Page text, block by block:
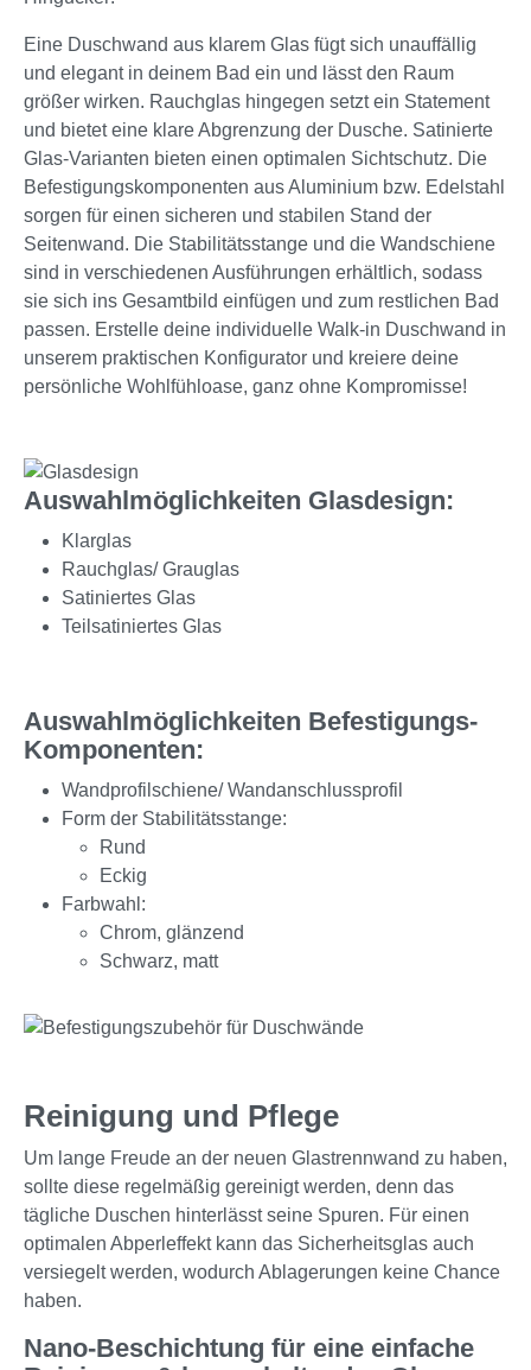
Eine Duschwand aus klarem Glas fügt sich unauffällig
und elegant in deinem Bad ein und lässt den Raum
größer wirken. Rauchglas hingegen setzt ein Statement
und bietet eine klare Abgrenzung der Dusche. Satinierte
Glas-Varianten bieten einen optimalen Sichtschutz. Die
Befestigungskomponenten aus Aluminium bzw. Edelstahl
sorgen für einen sicheren und stabilen Stand der
Seitenwand. Die Stabilitätsstange und die Wandschiene
sind in verschiedenen Ausführungen erhältlich, sodass
sie sich ins Gesamtbild einfügen und zum restlichen Bad
passen. Erstelle deine individuelle Walk-in Duschwand in
unserem praktischen Konfigurator und kreiere deine
persönliche Wohlfühloase, ganz ohne Kompromisse!
Auswahlmöglichkeiten Glasdesign:
Klarglas
Rauchglas/ Grauglas
Satiniertes Glas
Teilsatiniertes Glas
Auswahlmöglichkeiten Befestigungs-
Komponenten:
Wandprofilschiene/ Wandanschlussprofil
Form der Stabilitätsstange:
Rund
Eckig
Farbwahl:
Chrom, glänzend
Schwarz, matt
Reinigung und Pflege
Um lange Freude an der neuen Glastrennwand zu haben,
sollte diese regelmäßig gereinigt werden, denn das
tägliche Duschen hinterlässt seine Spuren. Für einen
optimalen Abperleffekt kann das Sicherheitsglas auch
versiegelt werden, wodurch Ablagerungen keine Chance
haben.
Nano-Beschichtung für eine einfache